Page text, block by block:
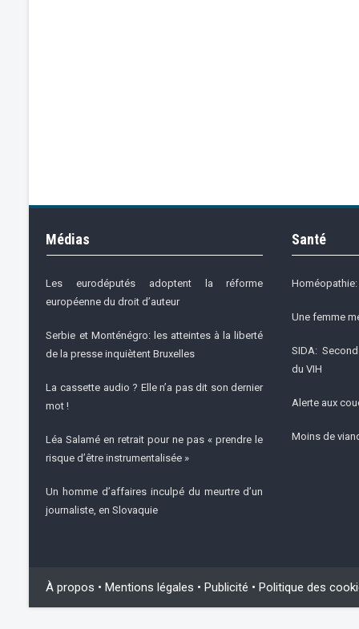
Médias
Les eurodéputés adoptent la réforme
européenne du droit d’auteur
Serbie et Monténégro: les atteintes à la liberté
de la presse inquiètent Bruxelles
La cassette audio ? Elle n’a pas dit son dernier
mot !
Léa Salamé en retrait pour ne pas « prendre le
risque d’être instrumentalisée »
Un homme d’affaires inculpé du meurtre d’un
journaliste, en Slovaquie
Santé
Une femme
SIDA:
du VIH
Alerte aux
Moins de
À propos •Mentions légales •Publicité •Politique des